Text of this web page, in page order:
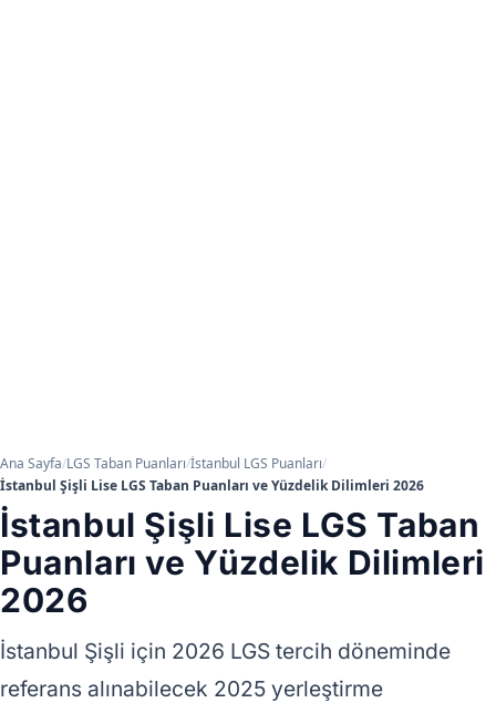
Ana Sayfa/LGS Taban Puanları/İstanbul LGS Puanları/
İstanbul Şişli Lise LGS Taban Puanları ve Yüzdelik Dilimleri 2026
İstanbul Şişli Lise LGS Taban
Puanları ve Yüzdelik Dilimleri
2026
İstanbul Şişli için 2026 LGS tercih döneminde
referans alınabilecek 2025 yerleştirme